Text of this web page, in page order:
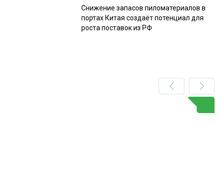
Снижение запасов пиломатериалов в
портах Китая создаёт потенциал для
роста поставок из РФ